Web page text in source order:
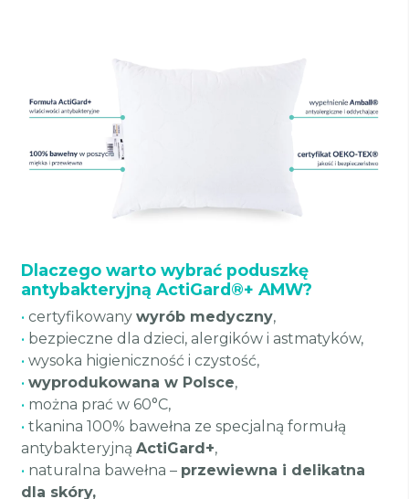
Dlaczego warto wybrać poduszkę
antybakteryjną ActiGard®+ AMW?
• certyfikowany wyrób medyczny,
• bezpieczne dla dzieci, alergików i astmatyków,
• wysoka higieniczność i czystość,
• wyprodukowana w Polsce,
• można prać w 60°C,
• tkanina 100% bawełna ze specjalną formułą
antybakteryjną ActiGard+,
• naturalna bawełna – przewiewna i delikatna
dla skóry,